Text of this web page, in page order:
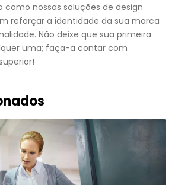
como nossas soluções de design
reforçar a identidade da sua marca
Não deixe que sua primeira
uma; faça-a contar com